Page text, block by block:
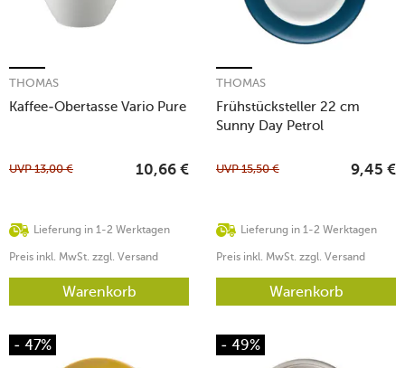
Kaffee-Obertasse Vario Pure
THOMAS
Lieferung in 1-2 Werktagen
UVP13,00 € 10,66 €
Preis inkl. MwSt. zzgl. Versand
Warenkorb
Frühstücksteller 22 cm
Sunny Day Petrol
THOMAS
Lieferung in 1-2 Werktagen
UVP15,50 € 9,45 €
Preis inkl. MwSt. zzgl. Versand
Warenkorb
- 47% - 49%